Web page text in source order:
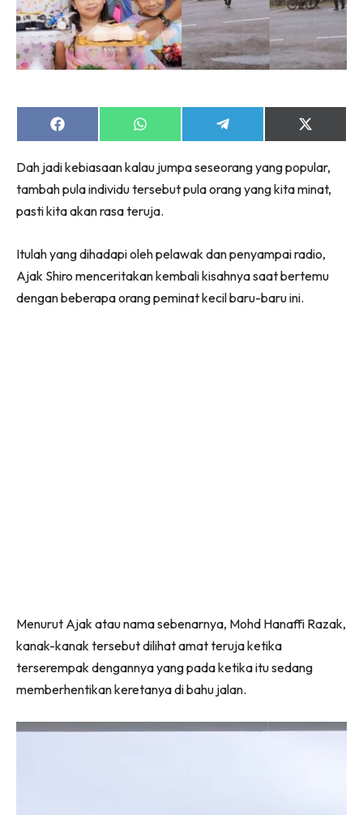
Share
on
Share
on
Share
on
Share
on
(Twitter)
Dah jadi kebiasaan kalau jumpa seseorang yang popular,
tambah pula individu tersebut pula orang yang kita minat,
pasti kita akan rasa teruja.
Itulah yang dihadapi oleh pelawak dan penyampai radio,
Ajak Shiro menceritakan kembali kisahnya saat bertemu
dengan beberapa orang peminat kecil baru-baru ini.
Menurut Ajak atau nama sebenarnya, Mohd Hanaffi Razak,
kanak-kanak tersebut dilihat amat teruja ketika
terserempak dengannya yang pada ketika itu sedang
memberhentikan keretanya di bahu jalan.